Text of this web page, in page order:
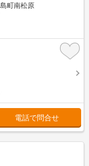
町南松原
電話で問合せ